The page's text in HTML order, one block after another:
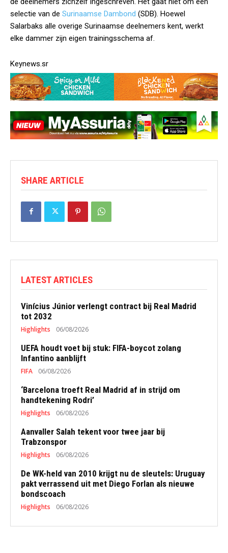
selectie van de Surinaamse Dambond (SDB). Hoewel
Salarbaks alle overige Surinaamse deelnemers kent, werkt
elke dammer zijn eigen trainingsschema af.
Keynews.sr
SHARE ARTICLE
LATEST ARTICLES
Vinícius Júnior verlengt contract bij Real Madrid
tot 2032
Highlights 06/08/2026
UEFA houdt voet bij stuk: FIFA-boycot zolang
Infantino aanblijft
FIFA 06/08/2026
‘Barcelona troeft Real Madrid af in strijd om
handtekening Rodri’
Highlights 06/08/2026
Aanvaller Salah tekent voor twee jaar bij
Trabzonspor
Highlights 06/08/2026
De WK-held van 2010 krijgt nu de sleutels: Uruguay
pakt verrassend uit met Diego Forlan als nieuwe
bondscoach
Highlights 06/08/2026